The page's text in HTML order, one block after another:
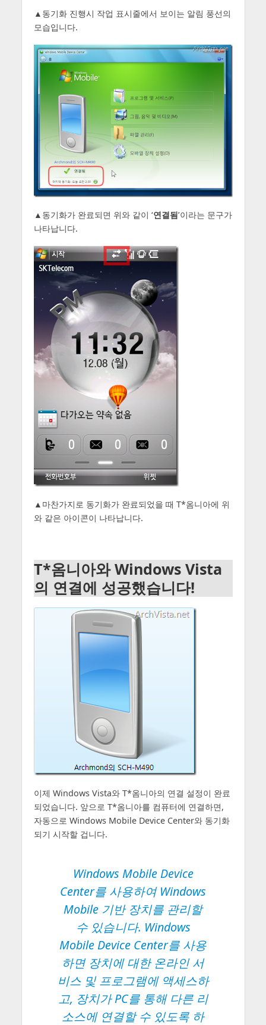
▲동기화 진행시 작업 표시줄에서 보이는 알림 풍선의
모습입니다.
▲동기화가 완료되면 위와 같이 ‘연결됨’이라는 문구가
나타납니다.
▲마찬가지로 동기화가 완료되었을 때 T*옴니아에 위
와 같은 아이콘이 나타납니다.
T*옴니아와 Windows Vista
의 연결에 성공했습니다!
이제 Windows Vista와 T*옴니아의 연결 설정이 완료
되었습니다. 앞으로 T*옴니아를 컴퓨터에 연결하면,
자동으로 Windows Mobile Device Center와 동기화
되기 시작할 겁니다.
Windows Mobile Device
Center를 사용하여 Windows
Mobile 기반 장치를 관리할
수 있습니다. Windows
Mobile Device Center를 사용
하면 장치에 대한 온라인 서
비스 및 프로그램에 액세스하
고, 장치가 PC를 통해 다른 리
소스에 연결할 수 있도록 하